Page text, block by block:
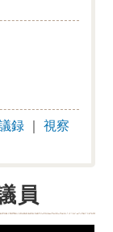
録 ｜視察
員